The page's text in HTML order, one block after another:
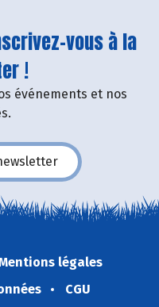
vous à la
!
événements et nos
légales
CGU